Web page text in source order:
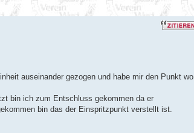
auseinander gezogen und habe mir den Punkt wo
bin ich zum Entschluss gekommen da er
bin das der Einspritzpunkt verstellt ist.